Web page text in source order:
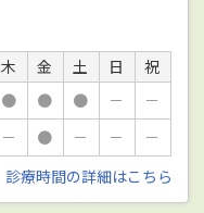
木 金 土 日
祝
● ● ● －
－
－ ● － －
－
診療時間の詳細はこちら